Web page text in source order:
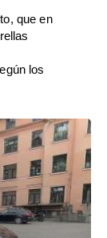
que en
los